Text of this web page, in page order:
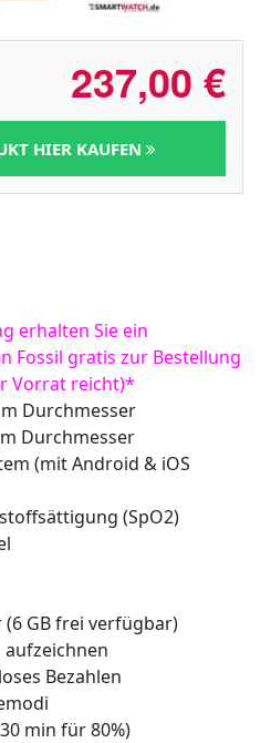
237,00 €
HIER KAUFEN
erhalten Sie ein
Fossil gratis zur Bestellung
Vorrat reicht)*
Durchmesser
Durchmesser
(mit Android & iOS
(SpO2)
(6 GB frei verfügbar)
Bezahlen
min für 80%)